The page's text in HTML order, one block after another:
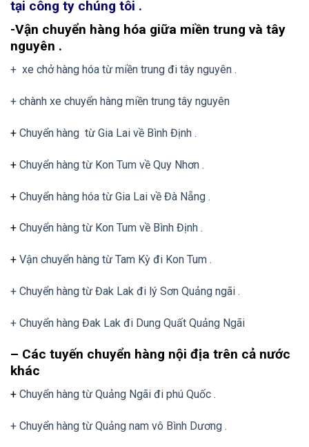
tại công ty chúng tôi .
-Vận chuyển hàng hóa giữa miền trung và tây
nguyên .
+ xe chở hàng hóa từ miền trung đi tây nguyên .
+ chành xe chuyển hàng miền trung tây nguyên
+ Chuyển hàng từ Gia Lai về Bình Định .
+ Chuyển hàng từ Kon Tum về Quy Nhơn .
+ Chuyển hàng hóa từ Gia Lai về Đà Nẵng .
+ Chuyển hàng từ Kon Tum về Bình Định .
+ Vận chuyển hàng từ Tam Kỳ đi Kon Tum .
+ Chuyển hàng từ Đak Lak đi lý Sơn Quảng ngãi .
+ Chuyển hàng Đak Lak đi Dung Quất Quảng Ngãi
– Các tuyến chuyển hàng nội địa trên cả nước
khác
+ Chuyển hàng từ Quảng Ngãi đi phú Quốc .
+ Chuyển hàng từ Quảng nam vô Bình Dương .